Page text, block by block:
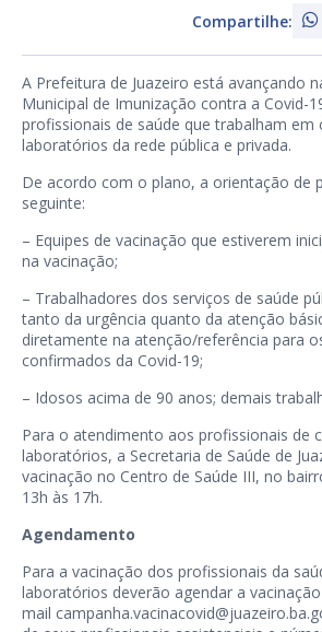
Compartilhe:
A Prefeitura de Juazeiro está avançando
Municipal de Imunização contra a Covid-
profissionais de saúde que trabalham em
laboratórios da rede pública e privada.
De acordo com o plano, a orientação de
seguinte:
– Equipes de vacinação que estiverem
na vacinação;
– Trabalhadores dos serviços de saúde
tanto da urgência quanto da atenção
diretamente na atenção/referência para
confirmados da Covid-19;
– Idosos acima de 90 anos; demais
Para o atendimento aos profissionais de
laboratórios, a Secretaria de Saúde de
vacinação no Centro de Saúde III, no
13h às 17h.
Agendamento
Para a vacinação dos profissionais da
laboratórios deverão agendar a
mail